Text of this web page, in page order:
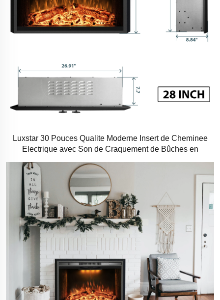
Luxstar 30 Pouces Qualite Moderne Insert de Cheminee
Electrique avec Son de Craquement de Bûches en